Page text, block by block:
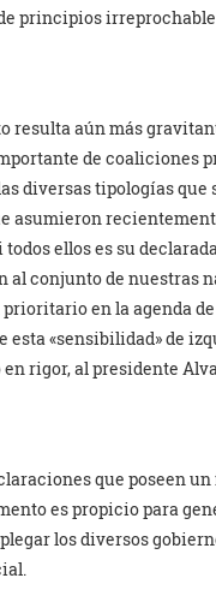
principios
resulta aún más
de coaliciones
diversas tipologías
asumieron
todos ellos es su
conjunto de nuestras
en la agenda
esta «sensibilidad» de
rigor, al presidente
que poseen
es propicio para
los diversos